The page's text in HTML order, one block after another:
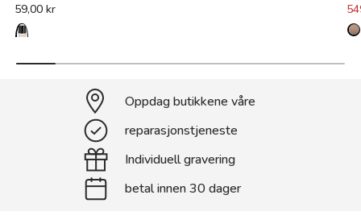
59,00 kr
Oppdag butikkene våre
reparasjonstjeneste
Individuell gravering
betal innen 30 dager